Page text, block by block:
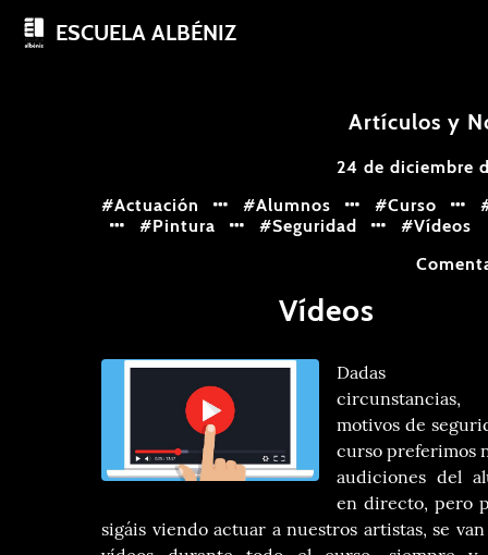
ESCUELA ALBÉNIZ
Artículos y
24 de diciembre
#Actuación
#Alumnos #Curso
#Pintura
#Seguridad
#Vídeos
Vídeos
Dadas
motivos de
curso preferimos
audiciones del
en directo, pero
sigáis viendo actuar a nuestros artistas, se